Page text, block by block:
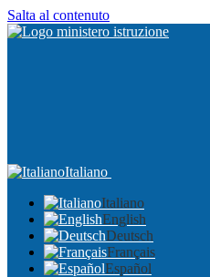
Salta al contenuto
Italiano
Italiano
English
Deutsch
Français
Español